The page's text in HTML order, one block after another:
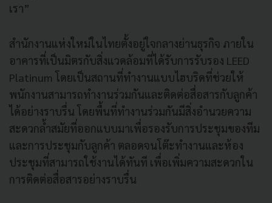
เรา”
สำนักงานแห่งใหม่ในไทยตั้งอยู่ใจกลางย่านธุรกิจ ภายใน
อาคารที่เป็นมิตรกับสิ่งแวดล้อมที่ได้รับการรับรอง LEED
Platinum โดยเป็นสถานที่ทำงานแบบไฮบริดที่ช่วยให้
พนักงานสามารถทำงานร่วมกันและติดต่อสื่อสารกับลูกค้า
ได้อย่างราบรื่น โดยพื้นที่ทำงานร่วมกันมีสิ่งอำนวยความ
สะดวกล้ำสมัยที่ออกแบบมาเพื่อรองรับการประชุมของทีม
และการประชุมกับลูกค้า ตลอดจนโต๊ะทำงานและห้อง
ประชุมที่สามารถใช้งานได้ทันที เพื่อเพิ่มความสะดวกใน
การติดต่อสื่อสารอย่างราบรื่น